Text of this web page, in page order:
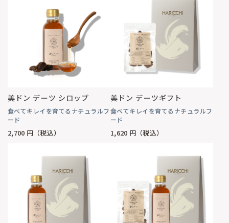
美ドン デーツ シロップ
食べてキレイを育てるナチュラルフ
ード
2,700 円（税込）
美ドン デーツギフト
食べてキレイを育てるナチュラルフ
ード
1,620 円（税込）